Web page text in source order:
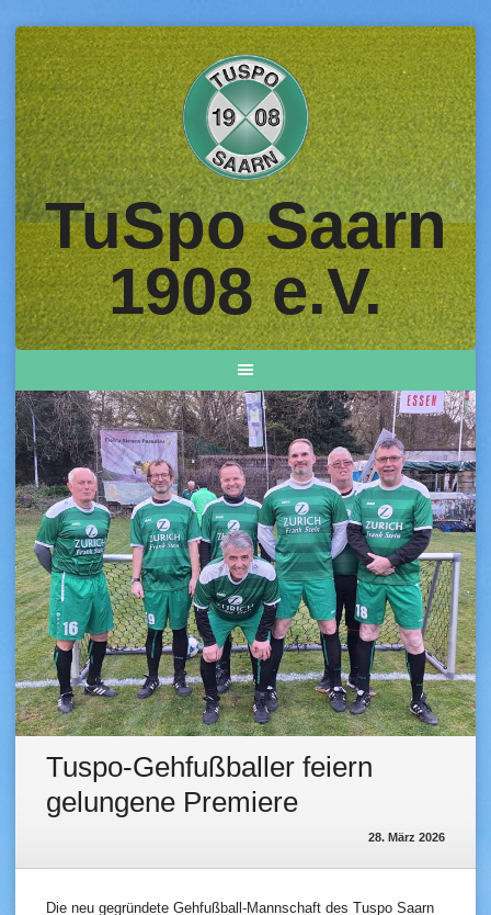
Skip
to
content
TuSpo Saarn
1908 e.V.
Tuspo-Gehfußballer feiern
gelungene Premiere
28. März 2026
Die neu gegründete Gehfußball-Mannschaft des Tuspo Saarn